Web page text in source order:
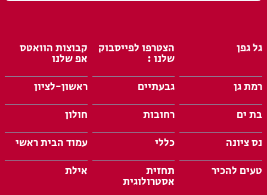
גל גפן הצטרפו לפייסבוק
שלנו :
קבוצות הוואטס
אפ שלנו
רמת גן
גבעתיים
ראשון-לציון
בת ים
רחובות
חולון
נס ציונה
כללי
עמוד הבית ראשי
טעים להכיר
תחזית
אסטרולוגית
אילת